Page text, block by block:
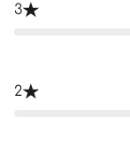
3
2